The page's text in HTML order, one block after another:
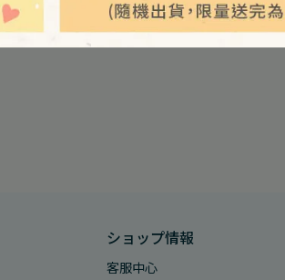
ショップ情報
客服中心